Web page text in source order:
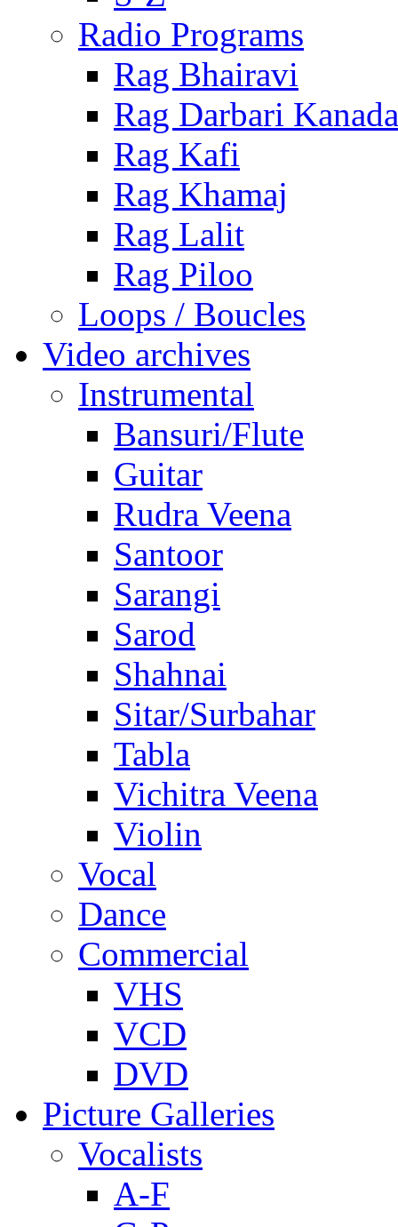
Radio Programs
Rag Bhairavi
Rag Darbari Kanada
Rag Kafi
Rag Khamaj
Rag Lalit
Rag Piloo
Loops / Boucles
Video archives
Instrumental
Bansuri/Flute
Guitar
Rudra Veena
Santoor
Sarangi
Sarod
Shahnai
Sitar/Surbahar
Tabla
Vichitra Veena
Violin
Vocal
Dance
Commercial
VHS
VCD
DVD
Picture Galleries
Vocalists
A-F